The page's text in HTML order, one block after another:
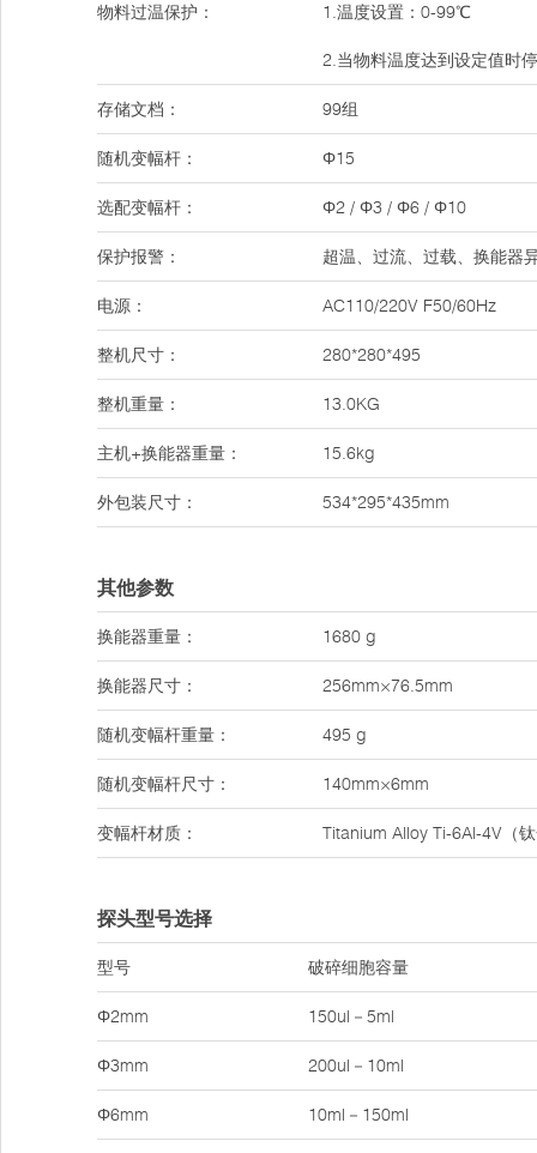
物料过温保护： 1.温度设置：0-99℃
2.当物料温度达到设定值时
存储文档： 99组
随机变幅杆： Φ15
选配变幅杆： Φ2 / Φ3 / Φ6 / Φ10
保护报警： 超温、过流、过载、换能器
电源： AC110/220V F50/60Hz
整机尺寸： 280*280*495
整机重量： 13.0KG
主机+换能器重量： 15.6kg
外包装尺寸： 534*295*435mm
其他参数
换能器重量： 1680 g
换能器尺寸： 256mm×76.5mm
随机变幅杆重量： 495 g
随机变幅杆尺寸： 140mm×6mm
变幅杆材质： Titanium Alloy Ti-6Al-4V（
探头型号选择
型号 破碎细胞容量
Φ2mm 150ul－5ml
Φ3mm 200ul－10ml
Φ6mm 10ml－150ml